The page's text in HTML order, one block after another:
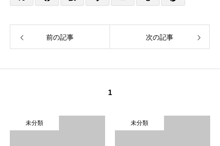
前の記事 次の記事
1
未分類 未分類